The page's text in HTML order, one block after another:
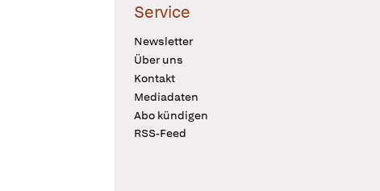
Service
Newsletter
Über uns
Kontakt
Mediadaten
Abo kündigen
RSS-Feed